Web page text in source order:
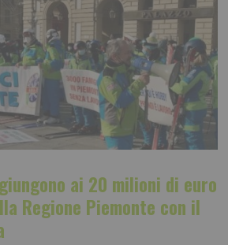
ai 20 milioni di euro
Regione Piemonte con il